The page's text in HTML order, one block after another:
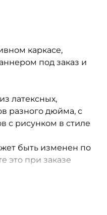
каркасе,
под заказ и
латексных,
разного дюйма, с
с рисунком в стиле
быть изменен по
это при заказе
часа аренды
отдельно